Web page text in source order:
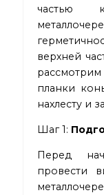
частью
верхней
планки
нахлесту и
Шаг 1:
Перед
провести